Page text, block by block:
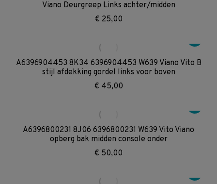
Viano Deurgreep Links achter/midden
€ 25,00
A6396904453 8K34 6396904453 W639 Viano Vito B
stijl afdekking gordel links voor boven
€ 45,00
A6396800231 8J06 6396800231 W639 Vito Viano
opberg bak midden console onder
€ 50,00